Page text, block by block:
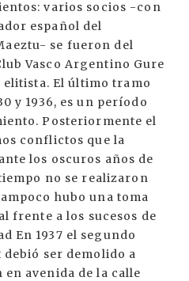
varios socios -con
español del
se fueron del
Vasco Argentino Gure
elitista. El último tramo
y 1936, es un período
Posteriormente el
conflictos que la
los oscuros años de
no se realizaron
hubo una toma
frente a los sucesos de
En 1937 el segundo
ser demolido a
avenida de la calle